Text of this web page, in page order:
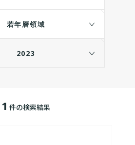
若年層領域
2023
1 件の検索結果